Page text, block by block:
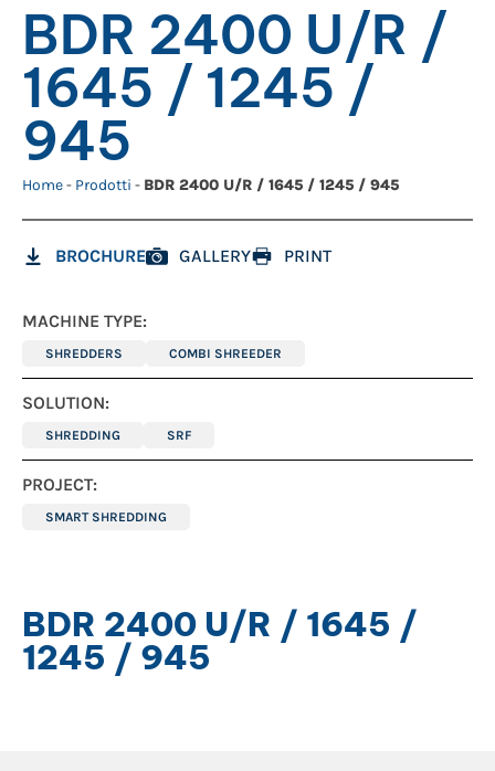
BDR 2400 U/R /
1645 / 1245 /
945
Home- Prodotti - BDR 2400 U/R / 1645 / 1245 / 945
BROCHURE GALLERY PRINT
MACHINE TYPE:
SHREDDERS COMBI SHREEDER
SOLUTION:
SHREDDING SRF
PROJECT:
SMART SHREDDING
BDR 2400 U/R / 1645 /
1245 / 945